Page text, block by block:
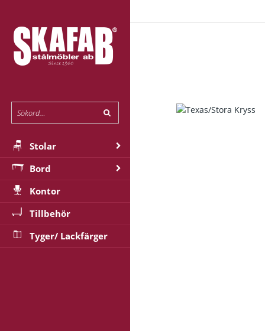
Stolar
Bord
Kontor
Tillbehör
Tyger/ Lackfärger